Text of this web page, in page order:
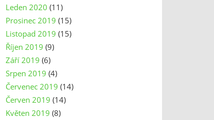
Leden 2020 (11)
Prosinec 2019 (15)
Listopad 2019 (15)
Říjen 2019 (9)
Září 2019 (6)
Srpen 2019 (4)
Červenec 2019 (14)
Červen 2019 (14)
Květen 2019 (8)